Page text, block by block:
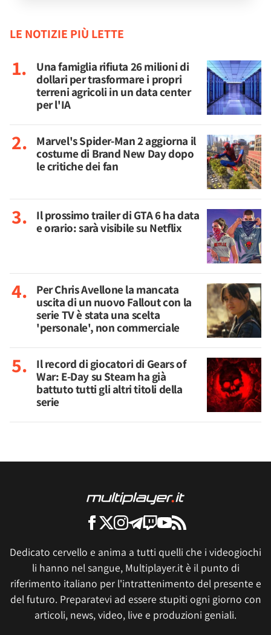
LE NOTIZIE PIÙ LETTE
Una famiglia rifiuta 26 milioni di
dollari per trasformare i propri
terreni agricoli in un data center
per l'IA
Marvel's Spider-Man 2 aggiorna il
costume di Brand New Day dopo
le critiche dei fan
Il prossimo trailer di GTA 6 ha data
e orario: sarà visibile su Netflix
Per Chris Avellone la mancata
uscita di un nuovo Fallout con la
serie TV è stata una scelta
'personale', non commerciale
Il record di giocatori di Gears of
War: E-Day su Steam ha già
battuto tutti gli altri titoli della
serie
Dedicato cervello e anima a tutti quelli che i videogiochi
li hanno nel sangue, Multiplayer.it è il punto di
riferimento italiano per l'intrattenimento del presente e
del futuro. Preparatevi ad essere stupiti ogni giorno con
articoli, news, video, live e produzioni geniali.